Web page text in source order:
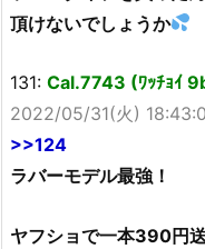
頂けないでしょうか
131: Cal.7743 (ﾜｯﾁｮｲ
2022/05/31(火)
>>124
ラバーモデル最強！
ヤフショで一本390円